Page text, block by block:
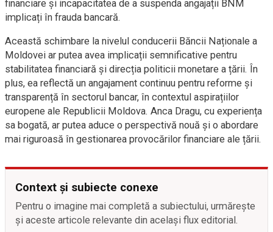
financiare și incapacitatea de a suspenda angajații BNM
implicați în frauda bancară.
Această schimbare la nivelul conducerii Băncii Naționale a
Moldovei ar putea avea implicații semnificative pentru
stabilitatea financiară și direcția politicii monetare a țării. În
plus, ea reflectă un angajament continuu pentru reforme și
transparență în sectorul bancar, în contextul aspirațiilor
europene ale Republicii Moldova. Anca Dragu, cu experiența
sa bogată, ar putea aduce o perspectivă nouă și o abordare
mai riguroasă în gestionarea provocărilor financiare ale țării.
Context și subiecte conexe
Pentru o imagine mai completă a subiectului, urmărește
și aceste articole relevante din același flux editorial.